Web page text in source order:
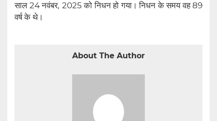
साल 24 नवंबर, 2025 को निधन हो गया। निधन के समय वह 89
वर्ष के थे।
About The Author